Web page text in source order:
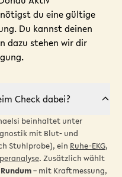
du eine gültige
Du kannst deinen
dazu stehen wir dir
Check dabei?
beinhaltet unter
mit Blut- und
Stuhlprobe), ein Ruhe-EKG,
. Zusätzlich wählt
Rundum– mit Kraftmessung,